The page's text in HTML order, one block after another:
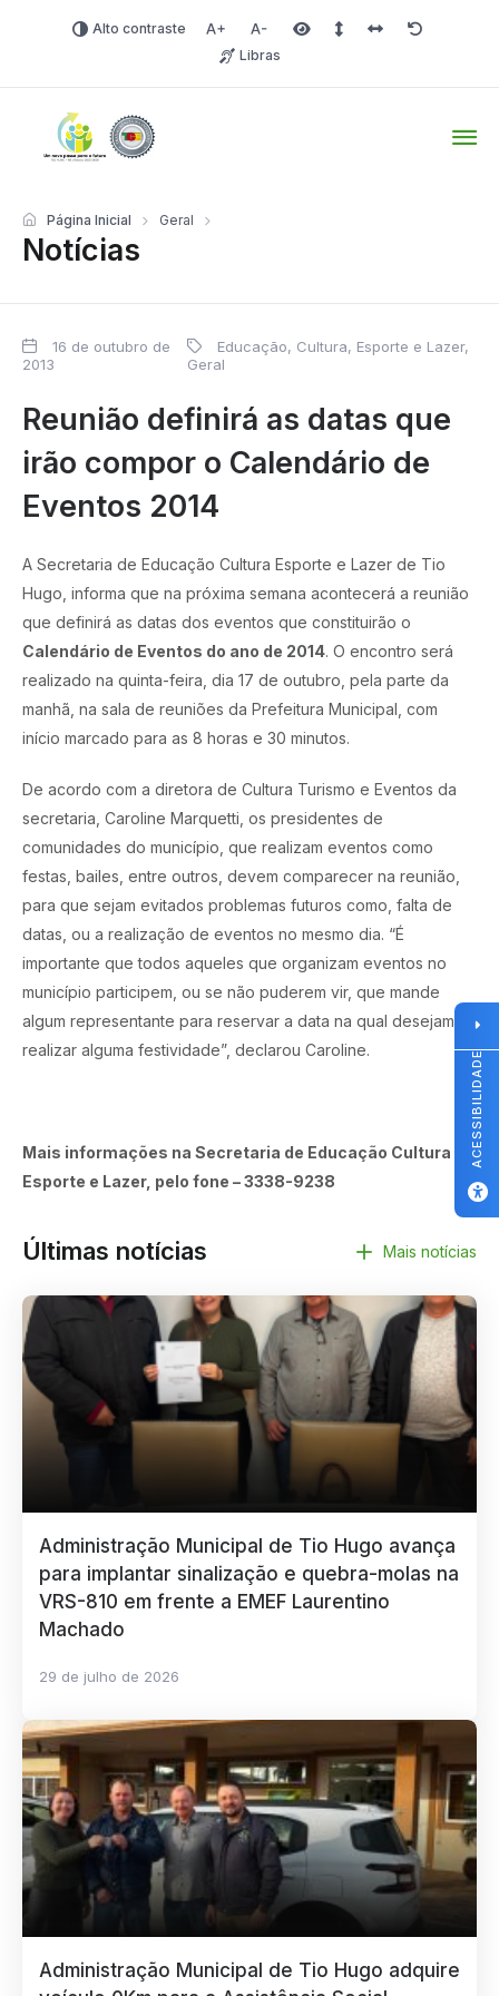
Alto contraste Aumentar fonte
Diminuir fonteÁrea selecionada
Espaçamento de linha
Espaço dos
Redefinir
Libras
Notícias
Página Inicial Geral
16 de outubro de
2013
Educação, Cultura, Esporte e Lazer,
Geral
Reunião definirá as datas que
irão compor o Calendário de
Eventos 2014
A Secretaria de Educação Cultura Esporte e Lazer de Tio
Hugo, informa que na próxima semana acontecerá a reunião
que definirá as datas dos eventos que constituirão o
Calendário de Eventos do ano de 2014. O encontro será
realizado na quinta-feira, dia 17 de outubro, pela parte da
manhã, na sala de reuniões da Prefeitura Municipal, com
início marcado para as 8 horas e 30 minutos.
De acordo com a diretora de Cultura Turismo e Eventos da
secretaria, Caroline Marquetti, os presidentes de
comunidades do município, que realizam eventos como
festas, bailes, entre outros, devem comparecer na reunião,
para que sejam evitados problemas futuros como, falta de
datas, ou a realização de eventos no mesmo dia. “É
importante que todos aqueles que organizam eventos no
município participem, ou se não puderem vir, que mande
algum representante para reservar a data na qual desejam
realizar alguma festividade”, declarou Caroline.
Mais informações na Secretaria de Educação Cultura
Esporte e Lazer, pelo fone – 3338-9238
Últimas notícias Mais notícias
Administração Municipal de Tio Hugo avança
para implantar sinalização e quebra-molas na
VRS-810 em frente a EMEF Laurentino
Machado
29 de julho de 2026
Administração Municipal de Tio Hugo adquire
ACESSIBILIDADE